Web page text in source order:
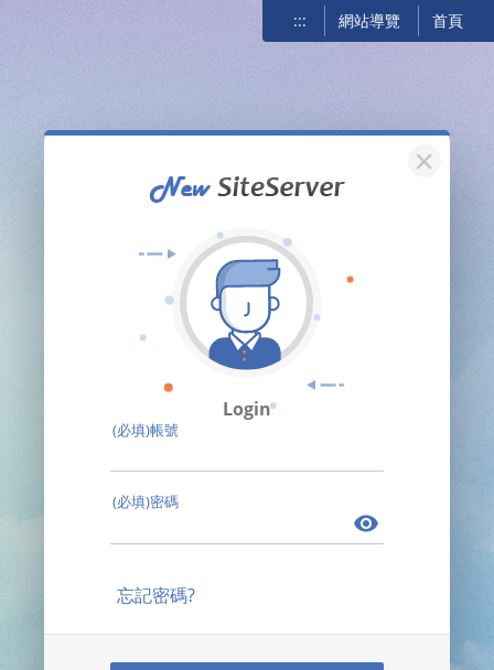
::: 網站導覽 首頁
關閉
Login
(必填)帳號
(必填)密碼
忘記密碼?